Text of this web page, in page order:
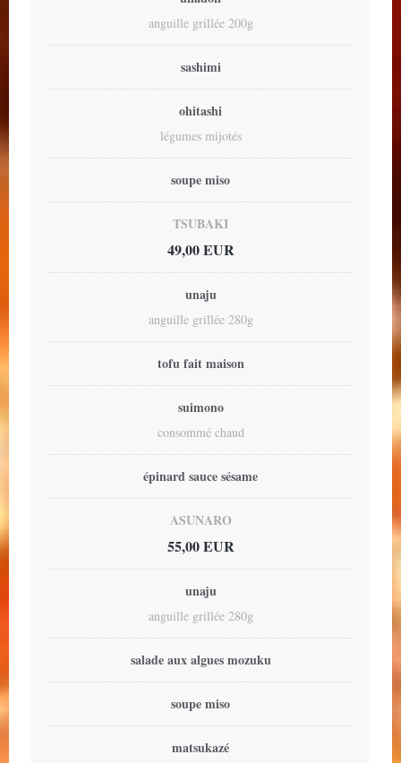
anguille grillée 200g
sashimi
ohitashi
légumes mijotés
soupe miso
TSUBAKI
49,00 EUR
unaju
anguille grillée 280g
tofu fait maison
suimono
consommé chaud
épinard sauce sésame
ASUNARO
55,00 EUR
unaju
anguille grillée 280g
salade aux algues mozuku
soupe miso
matsukazé